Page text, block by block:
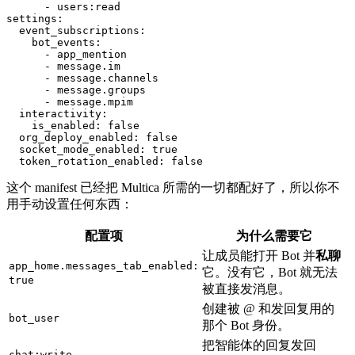
      - users:read
settings:
  event_subscriptions:
    bot_events:
      - app_mention
      - message.im
      - message.channels
      - message.groups
      - message.mpim
  interactivity:
    is_enabled: false
  org_deploy_enabled: false
  socket_mode_enabled: true
这个 manifest 已经把 Multica 所需的一切都配好了，所以你不
用手动设置任何东西：
配置项 为什么需要它
app_home.messages_tab_enabled:
true
让成员能打开 Bot 并私聊
它。没有它，Bot 就无法
被直接发消息。
bot_user
创建被 @ 和发回复用的
那个 Bot 身份。
把智能体的回复发回